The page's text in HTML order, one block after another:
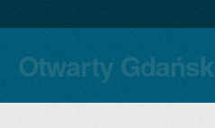
Otwarty Gdańsk